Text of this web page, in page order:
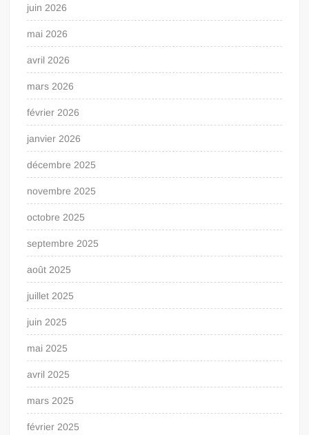
juin 2026
mai 2026
avril 2026
mars 2026
février 2026
janvier 2026
décembre 2025
novembre 2025
octobre 2025
septembre 2025
août 2025
juillet 2025
juin 2025
mai 2025
avril 2025
mars 2025
février 2025